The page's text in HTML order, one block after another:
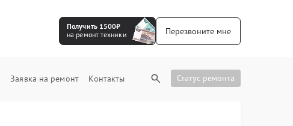
Получить 1500₽
на ремонт техники
Перезвоните мне
Заявка на ремонт Контакты Статус ремонта